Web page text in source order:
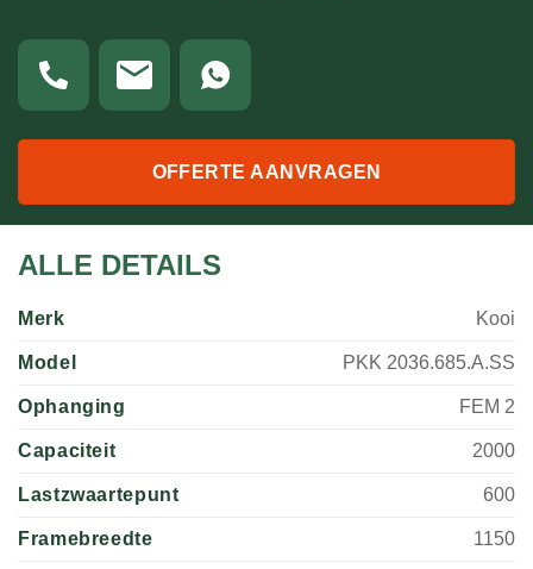
OFFERTE AANVRAGEN
ALLE DETAILS
Merk Kooi
Model PKK 2036.685.A.SS
Ophanging FEM 2
Capaciteit 2000
Lastzwaartepunt 600
Framebreedte 1150